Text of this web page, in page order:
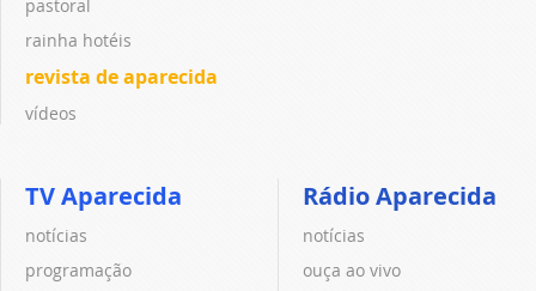
pastoral
rainha hotéis
revista de aparecida
vídeos
TV Aparecida
notícias
programação
Rádio Aparecida
notícias
ouça ao vivo